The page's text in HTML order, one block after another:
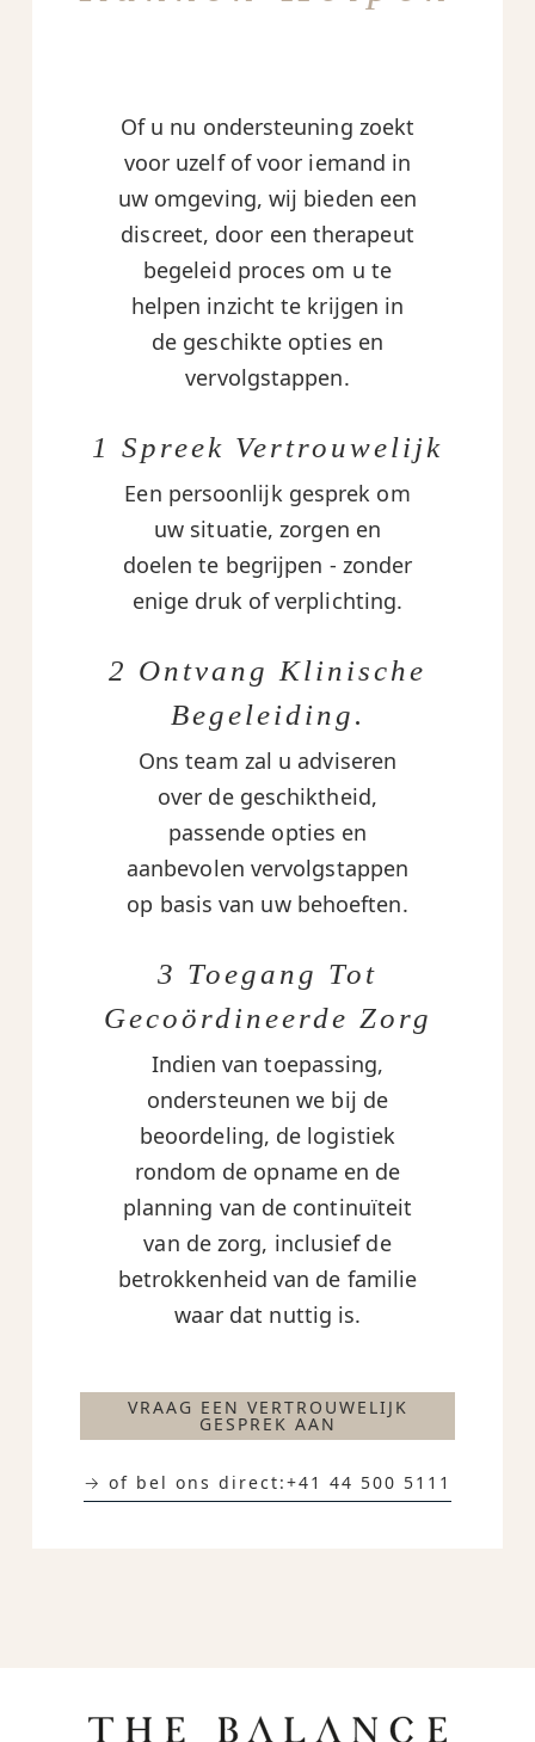
Of u nu ondersteuning zoekt
voor uzelf of voor iemand in
uw omgeving, wij bieden een
discreet, door een therapeut
begeleid proces om u te
helpen inzicht te krijgen in
de geschikte opties en
vervolgstappen.
1 Spreek Vertrouwelijk
Een persoonlijk gesprek om
uw situatie, zorgen en
doelen te begrijpen - zonder
enige druk of verplichting.
2 Ontvang Klinische
Begeleiding.
Ons team zal u adviseren
over de geschiktheid,
passende opties en
aanbevolen vervolgstappen
op basis van uw behoeften.
3 Toegang Tot
Gecoördineerde Zorg
Indien van toepassing,
ondersteunen we bij de
beoordeling, de logistiek
rondom de opname en de
planning van de continuïteit
van de zorg, inclusief de
betrokkenheid van de familie
waar dat nuttig is.
VRAAG EEN VERTROUWELIJK
GESPREK AAN
→ of bel ons direct:+41 44 500 5111